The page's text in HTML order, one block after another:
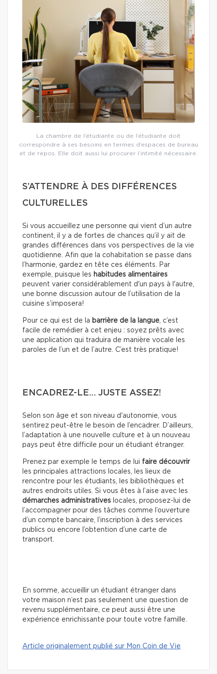
La chambre de l’étudiante ou de l’étudiante doit
correspondre à ses besoins en termes d’espaces de bureau
et de repos. Elle doit aussi lui procurer l’intimité nécessaire.
S’ATTENDRE À DES DIFFÉRENCES
CULTURELLES
Si vous accueillez une personne qui vient d’un autre
continent, il y a de fortes de chances qu’il y ait de
grandes différences dans vos perspectives de la vie
quotidienne. Afin que la cohabitation se passe dans
l’harmonie, gardez en tête ces éléments. Par
exemple, puisque les habitudes alimentaires
peuvent varier considérablement d'un pays à l'autre,
une bonne discussion autour de l’utilisation de la
cuisine s’imposera!
Pour ce qui est de la barrière de la langue, c’est
facile de remédier à cet enjeu : soyez prêts avec
une application qui traduira de manière vocale les
paroles de l’un et de l’autre. C’est très pratique!
ENCADREZ-LE… JUSTE ASSEZ!
Selon son âge et son niveau d'autonomie, vous
sentirez peut-être le besoin de l’encadrer. D’ailleurs,
l’adaptation à une nouvelle culture et à un nouveau
pays peut être difficile pour un étudiant étranger.
Prenez par exemple le temps de lui faire découvrir
les principales attractions locales, les lieux de
rencontre pour les étudiants, les bibliothèques et
autres endroits utiles. Si vous êtes à l’aise avec les
démarches administratives locales, proposez-lui de
l’accompagner pour des tâches comme l’ouverture
d’un compte bancaire, l’inscription à des services
publics ou encore l’obtention d’une carte de
transport.
En somme, accueillir un étudiant étranger dans
votre maison n’est pas seulement une question de
revenu supplémentaire, ce peut aussi être une
expérience enrichissante pour toute votre famille.
Article originalement publié sur Mon Coin de Vie